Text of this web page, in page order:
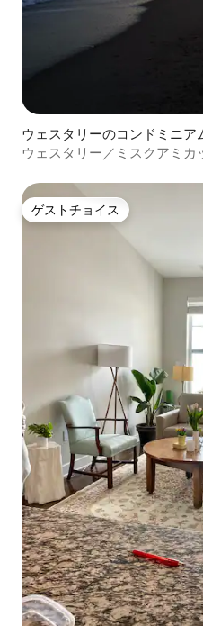
ウェスタリーのコンドミニア
ウェスタリー／ミスクアミ
ゲストチョイス
ゲストチョイス